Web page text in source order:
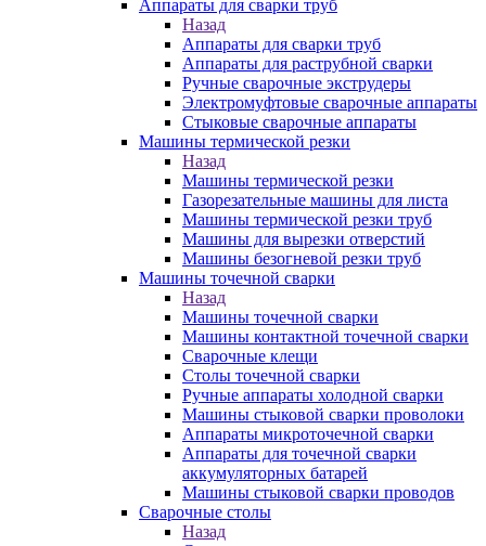
Аппараты для сварки труб
Назад
Аппараты для сварки труб
Аппараты для раструбной сварки
Ручные сварочные экструдеры
Электромуфтовые сварочные аппараты
Стыковые сварочные аппараты
Машины термической резки
Назад
Машины термической резки
Газорезательные машины для листа
Машины термической резки труб
Машины для вырезки отверстий
Машины безогневой резки труб
Машины точечной сварки
Назад
Машины точечной сварки
Машины контактной точечной сварки
Сварочные клещи
Столы точечной сварки
Ручные аппараты холодной сварки
Машины стыковой сварки проволоки
Аппараты микроточечной сварки
Аппараты для точечной сварки
аккумуляторных батарей
Машины стыковой сварки проводов
Сварочные столы
Назад